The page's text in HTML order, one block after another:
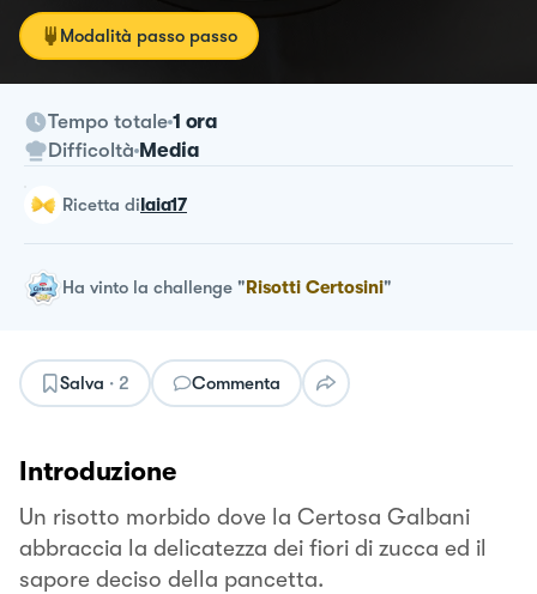
Modalità passo passo
Tempo totale 1 ora
Difficoltà Media
ricetta diIaia17
Ha vinto la challenge "Risotti Certosini"
Salva · 2 Commenta
Introduzione
Un risotto morbido dove la Certosa Galbani
abbraccia la delicatezza dei fiori di zucca ed il
sapore deciso della pancetta.